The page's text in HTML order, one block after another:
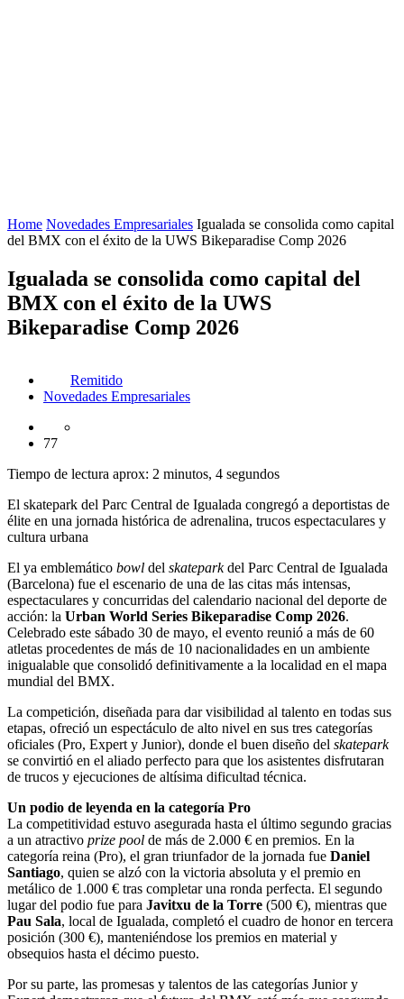
Home Novedades Empresariales Igualada se consolida como capital
del BMX con el éxito de la UWS Bikeparadise Comp 2026
Igualada se consolida como capital del
BMX con el éxito de la UWS
Bikeparadise Comp 2026
Remitido
Novedades Empresariales
77
Tiempo de lectura aprox: 2 minutos, 4 segundos
El skatepark del Parc Central de Igualada congregó a deportistas de
élite en una jornada histórica de adrenalina, trucos espectaculares y
cultura urbana
El ya emblemático bowl del skateparkdel Parc Central de Igualada
(Barcelona) fue el escenario de una de las citas más intensas,
espectaculares y concurridas del calendario nacional del deporte de
acción: la Urban World Series Bikeparadise Comp 2026.
Celebrado este sábado 30 de mayo, el evento reunió a más de 60
atletas procedentes de más de 10 nacionalidades en un ambiente
inigualable que consolidó definitivamente a la localidad en el mapa
mundial del BMX.
La competición, diseñada para dar visibilidad al talento en todas sus
etapas, ofreció un espectáculo de alto nivel en sus tres categorías
oficiales (Pro, Expert y Junior), donde el buen diseño del skatepark
se convirtió en el aliado perfecto para que los asistentes disfrutaran
de trucos y ejecuciones de altísima dificultad técnica.
Un podio de leyenda en la categoría Pro
La competitividad estuvo asegurada hasta el último segundo gracias
a un atractivo prize pool de más de 2.000 € en premios. En la
categoría reina (Pro), el gran triunfador de la jornada fue Daniel
Santiago, quien se alzó con la victoria absoluta y el premio en
metálico de 1.000 € tras completar una ronda perfecta. El segundo
lugar del podio fue para Javitxu de la Torre (500 €), mientras que
Pau Sala, local de Igualada, completó el cuadro de honor en tercera
posición (300 €), manteniéndose los premios en material y
obsequios hasta el décimo puesto.
Por su parte, las promesas y talentos de las categorías Junior y